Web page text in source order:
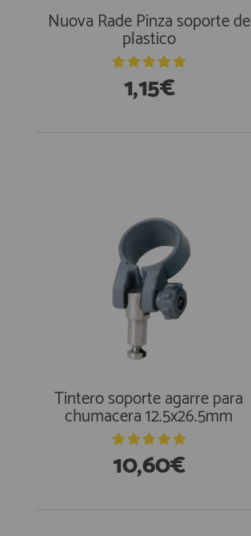
Nuova Rade Pinza soporte de
plastico
1,15€
Tintero soporte agarre para
chumacera 12.5x26.5mm
10,60€